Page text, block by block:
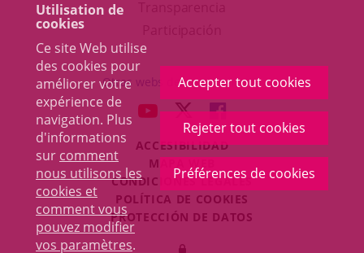
Utilisation de
cookies
Ce site Web utilise
des cookies pour
améliorer votre
expérience de
navigation. Plus
d'informations
sur comment
nous utilisons les
cookies et
comment vous
pouvez modifier
vos paramètres.
Accepter tout cookies
Rejeter tout cookies
Préférences de cookies
una
ventana
nueva.
externa.
Otras webs del ayuntamiento
ENLACE
UNA
APLICACIÓN
EXTERNA.
ENLACE
A
UNA
APLICACIÓN
EXTERNA.
ENLACE
A
UNA
APLICACIÓN
EXTERNA.
ACCESIBILIDAD
MAPA WEB
CONDICIONES LEGALES
POLÍTICA DE COOKIES
PROTECCIÓN DE DATOS
Iniciar